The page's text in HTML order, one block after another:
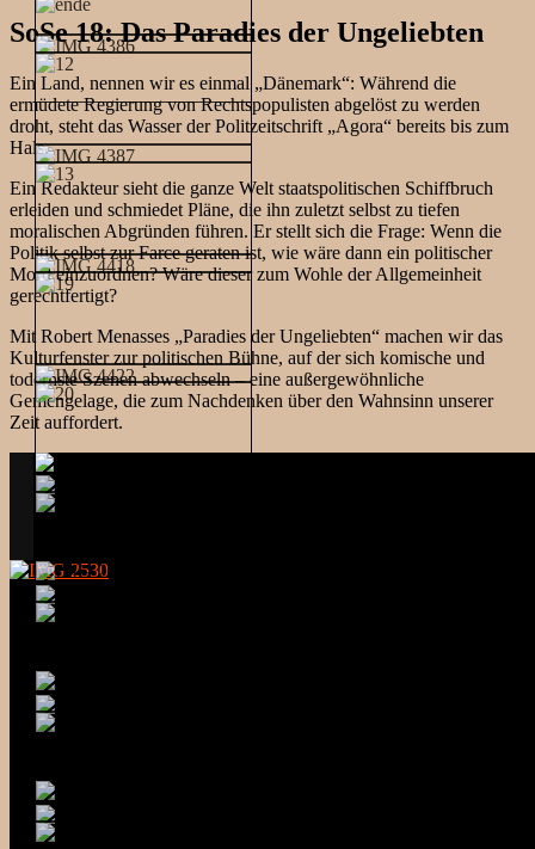
SoSe 18: Das Paradies der Ungeliebten
Ein Land, nennen wir es einmal „Dänemark“: Während die
ermüdete Regierung von Rechtspopulisten abgelöst zu werden
droht, steht das Wasser der Politzeitschrift „Agora“ bereits bis zum
Hals.
Ein Redakteur sieht die ganze Welt staatspolitischen Schiffbruch
erleiden und schmiedet Pläne, die ihn zuletzt selbst zu tiefen
moralischen Abgründen führen. Er stellt sich die Frage: Wenn die
Politik selbst zur Farce geraten ist, wie wäre dann ein politischer
Mord einzuordnen? Wäre dieser zum Wohle der Allgemeinheit
gerechtfertigt?
Mit Robert Menasses „Paradies der Ungeliebten“ machen wir das
Kulturfenster zur politischen Bühne, auf der sich komische und
todernste Szenen abwechseln – eine außergewöhnliche
Gemengelage, die zum Nachdenken über den Wahnsinn unserer
Zeit auffordert.